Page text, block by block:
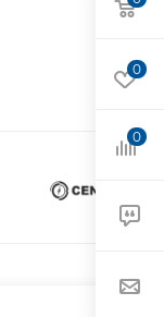
0
0